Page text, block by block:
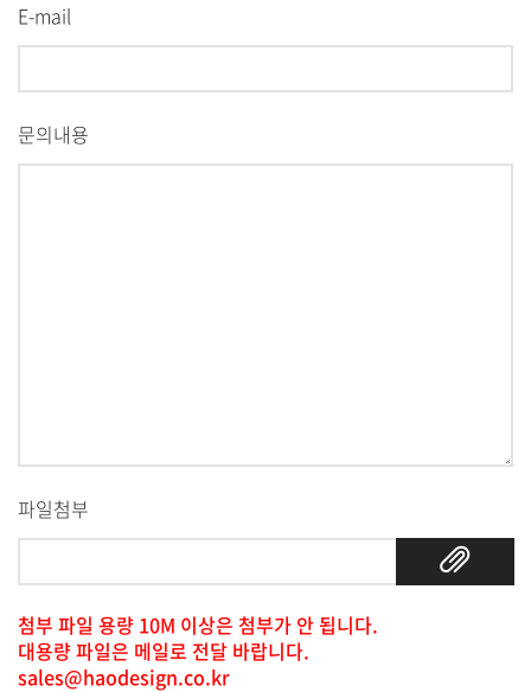
E-mail
문의내용
파일첨부
첨부 파일 용량 10M 이상은 첨부가 안 됩니다.
대용량 파일은 메일로 전달 바랍니다.
sales@haodesign.co.kr